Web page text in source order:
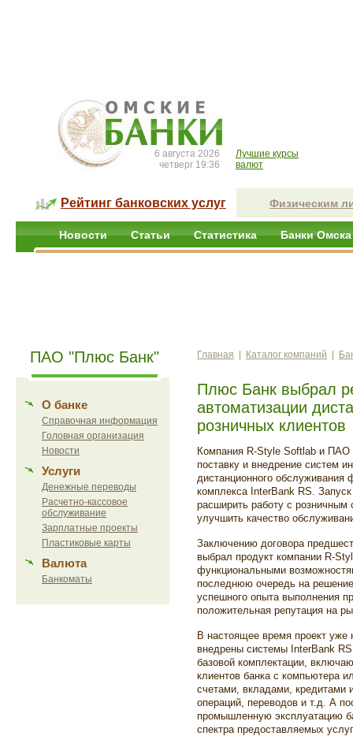
6 августа 2026
четверг 19:36
Лучшие курсы
валют
Рейтинг банковских услуг Физическим
Новости Статьи Статистика Банки Омска
ПАО "Плюс Банк"
О банке
Справочная информация
Головная организация
Новости
Услуги
Денежные переводы
Расчетно-кассовое
обслуживание
Зарплатные проекты
Пластиковые карты
Валюта
Банкоматы
Главная Каталог компаний
Плюс Банк выбрал
автоматизации
розничных клиентов
Компания R-Style Softlab и ПАО
поставку и внедрение систем
дистанционного обслуживания
комплекса InterBank RS.
расширить работу с розничным
улучшить качество
Заключению договора
выбрал продукт компании R-
функциональными
последнюю очередь на
успешного опыта выполнения
положительная репутация на
В настоящее время проект уже
внедрены системы InterBank
базовой комплектации,
клиентов банка с компьютера
счетами, вкладами, кредитами
операций, переводов и т.д. А
промышленную эксплуатацию
спектра предоставляемых